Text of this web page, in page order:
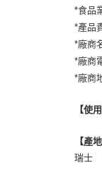
*食品
*產品
*廠商
*廠商
*廠商
【使
【產
瑞士